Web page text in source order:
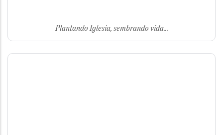
Plantando Iglesia, sembrando vida...